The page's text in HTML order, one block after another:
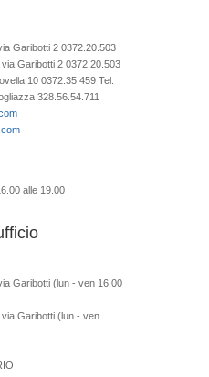
Garibotti 2 0372.20.503
Garibotti 2 0372.20.503
10 0372.35.459 Tel.
328.56.54.711
alle 19.00
Garibotti (lun - ven 16.00
Garibotti (lun - ven